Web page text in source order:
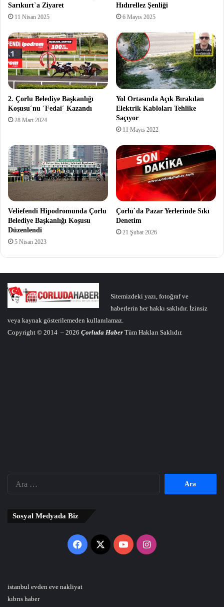
Sarıkurt`a Ziyaret
11 Nisan 2025
Hıdırellez Şenliği
6 Mayıs 2025
2. Çorlu Belediye Başkanlığı
Koşusu´nu ´Fedai´ Kazandı
28 Mart 2024
Yol Ortasında Açık Bırakılan
Elektrik Kabloları Tehlike
Saçıyor
11 Mayıs 2022
Veliefendi Hipodromunda Çorlu
Belediye Başkanlığı Koşusu
Düzenlendi
5 Nisan 2023
Çorlu`da Pazar Yerlerinde Sıkı
Denetim
21 Şubat 2026
Sitemizdeki yazı, fotoğraf ve
haberlerin her hakkı saklıdır. İzinsiz
veya kaynak gösterilemeden kullanılamaz.
Copyright © 2014 – 2026 Çorluda Haber Tüm Hakları Saklıdır.
Sosyal Medyada Biz
Facebook
X YouTubeInstagram
istanbul evden eve nakliyat
kıbrıs haber